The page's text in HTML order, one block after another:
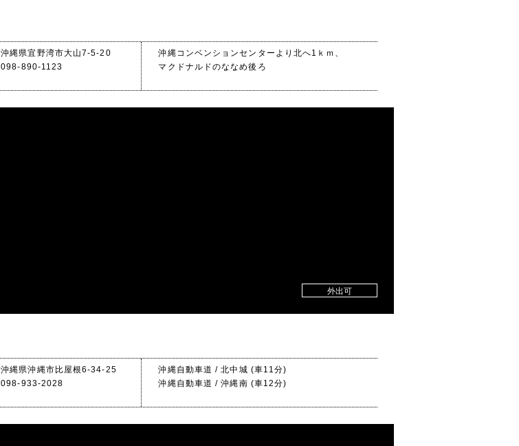
沖縄県宜野湾市大山7-5-20
098-890-1123
沖縄コンベンションセンターより北へ1ｋｍ、
マクドナルドのななめ後ろ
外出可
沖縄県沖縄市比屋根6-34-25
098-933-2028
沖縄自動車道 / 北中城 (車11分)
沖縄自動車道 / 沖縄南 (車12分)